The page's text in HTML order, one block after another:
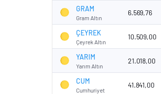
GRAM
Gram Altın
6.569,76
ÇEYREK
Çeyrek Altın
10.509,00
YARIM
Yarım Altın
21.018,00
CUM
Cumhuriyet
41.841,00